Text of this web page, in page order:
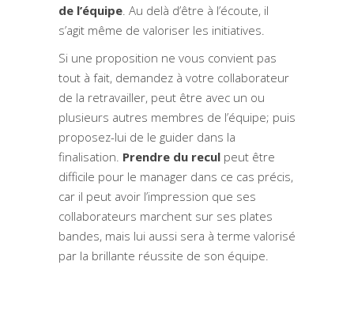
de l’équipe. Au delà d’être à l’écoute, il
s’agit même de valoriser les initiatives.
Si une proposition ne vous convient pas
tout à fait, demandez à votre collaborateur
de la retravailler, peut être avec un ou
plusieurs autres membres de l’équipe; puis
proposez-lui de le guider dans la
finalisation. Prendre du recul peut être
difficile pour le manager dans ce cas précis,
car il peut avoir l’impression que ses
collaborateurs marchent sur ses plates
bandes, mais lui aussi sera à terme valorisé
par la brillante réussite de son équipe.